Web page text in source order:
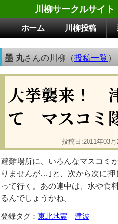
川柳サークルサイト
ホーム 川柳投稿
墨 丸さんの川柳（投稿一覧）
大挙襲来！
て マスコミ
投稿日:2011年03
避難場所に、いろんなマスコミ
りませんが…｣と、次から次に押
って行く。あの連中は、水や食
るんでしょうかね。
登録タグ： 東北地震 津波